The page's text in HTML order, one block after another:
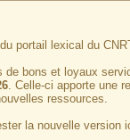
portail lexical du
de bons et loyaux
. Celle-ci apporte une
ressources.
la nouvelle version